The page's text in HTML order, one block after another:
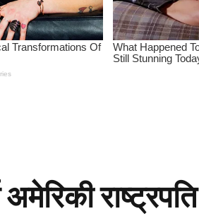
अमेरिकी